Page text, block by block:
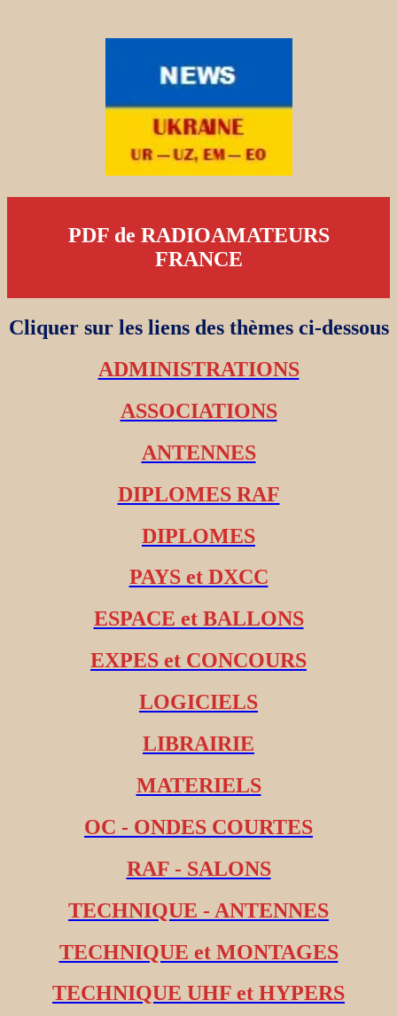
PDF de RADIOAMATEURS
FRANCE
Cliquer sur les liens des thèmes ci-dessous
ADMINISTRATIONS
ASSOCIATIONS
ANTENNES
DIPLOMES RAF
DIPLOMES
PAYS et DXCC
ESPACE et BALLONS
EXPES et CONCOURS
LOGICIELS
LIBRAIRIE
MATERIELS
OC - ONDES COURTES
RAF - SALONS
TECHNIQUE - ANTENNES
TECHNIQUE et MONTAGES
TECHNIQUE UHF et HYPERS